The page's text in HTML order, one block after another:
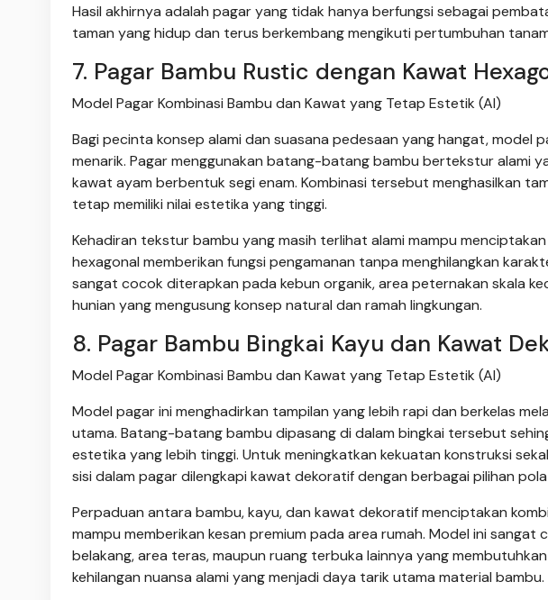
Hasil akhirnya adalah pagar yang tidak hanya berfungsi sebagai
taman yang hidup dan terus berkembang mengikuti pertumbuhan
7. Pagar Bambu Rustic dengan Kawat
Model Pagar Kombinasi Bambu dan Kawat yang Tetap Estetik (AI)
Bagi pecinta konsep alami dan suasana pedesaan yang hangat, model
menarik. Pagar menggunakan batang-batang bambu bertekstur alami
kawat ayam berbentuk segi enam. Kombinasi tersebut menghasilkan
tetap memiliki nilai estetika yang tinggi.
Kehadiran tekstur bambu yang masih terlihat alami mampu
hexagonal memberikan fungsi pengamanan tanpa menghilangkan
sangat cocok diterapkan pada kebun organik, area peternakan skala
hunian yang mengusung konsep natural dan ramah lingkungan.
8. Pagar Bambu Bingkai Kayu dan Kawat
Model Pagar Kombinasi Bambu dan Kawat yang Tetap Estetik (AI)
Model pagar ini menghadirkan tampilan yang lebih rapi dan berkelas
utama. Batang-batang bambu dipasang di dalam bingkai tersebut
estetika yang lebih tinggi. Untuk meningkatkan kekuatan konstruksi
sisi dalam pagar dilengkapi kawat dekoratif dengan berbagai pilihan
Perpaduan antara bambu, kayu, dan kawat dekoratif menciptakan
mampu memberikan kesan premium pada area rumah. Model ini
belakang, area teras, maupun ruang terbuka lainnya yang
kehilangan nuansa alami yang menjadi daya tarik utama material bambu.